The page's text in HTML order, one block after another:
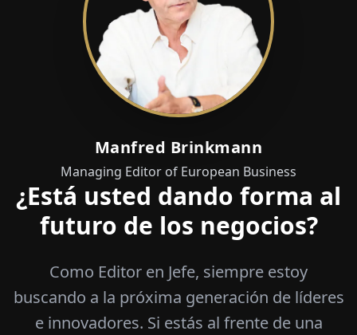
Manfred Brinkmann
Managing Editor of European Business
¿Está usted dando forma al
futuro de los negocios?
Como Editor en Jefe, siempre estoy
buscando a la próxima generación de líderes
e innovadores. Si estás al frente de una